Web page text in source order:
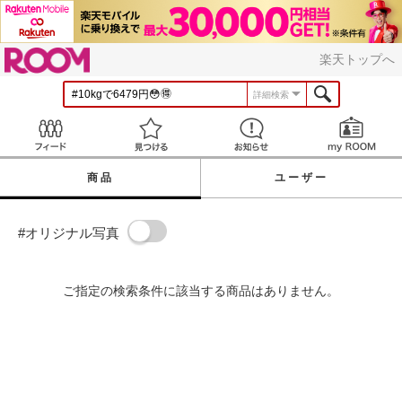
楽天トップへ
詳細検索
見つける お知らせ
商品 ユーザー
#オリジナル写真
ご指定の検索条件に該当する商品はありません。